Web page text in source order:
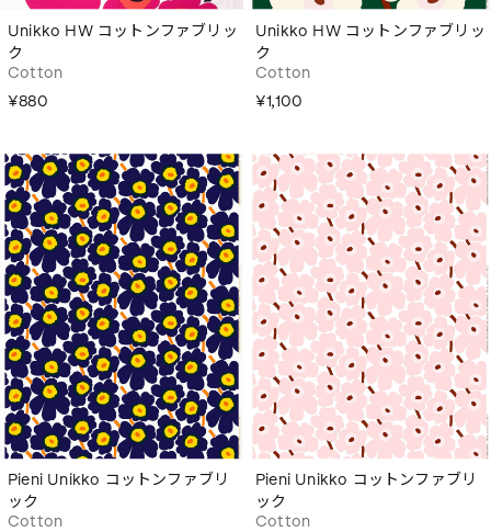
Unikko HW コットンファブリッ
ク
Cotton
¥880
Unikko HW コットンファブリッ
ク
Cotton
¥1,100
Pieni Unikko コットンファブリ
ック
Cotton
Pieni Unikko コットンファブリ
ック
Cotton